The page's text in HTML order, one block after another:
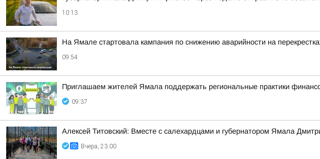
10:13
На Ямале стартовала кампания по снижению аварийности на
09:54
Приглашаем жителей Ямала поддержать региональные практики
09:37
Алексей Титовский: Вместе с салехардцами и губернатором Ямала
Вчера, 23:00